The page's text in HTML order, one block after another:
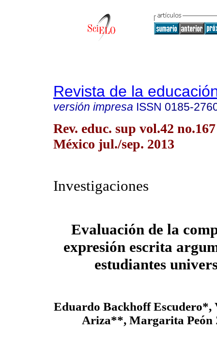
Revista de la
versión impresa ISSN 0185-
Rev. educ. sup vol.42
México jul./sep. 2013
Investigaciones
Evaluación de la
expresión escrita
estudiantes
Eduardo Backhoff Escudero*,
Ariza**, Margarita